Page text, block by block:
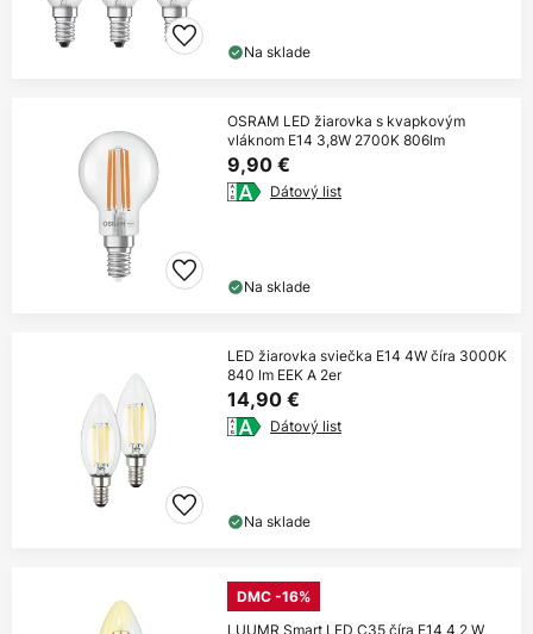
Na sklade
OSRAM LED žiarovka s kvapkovým
vláknom E14 3,8W 2700K 806lm
9,90 €
Dátový list
Na sklade
LED žiarovka sviečka E14 4W číra 3000K
840 lm EEK A 2er
14,90 €
Dátový list
Na sklade
DMC -16%